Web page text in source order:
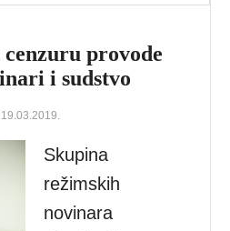
provode
i sudstvo
Skupina
režimskih
novinara